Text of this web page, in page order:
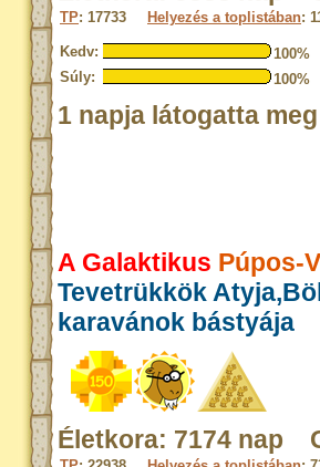
TP: 17733 Helyezés a toplistában:
Kedv:
100%
Súly:
100%
1 napja látogatta
A Galaktikus Púpos-
Tevetrükkök
karavánok bástyája
Életkora: 7174 nap